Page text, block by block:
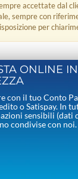
accettate dal
sempre con
per
ONLINE IN
con il tuo Conto
o Satispay. In
sensibili (dati
condivise con noi.